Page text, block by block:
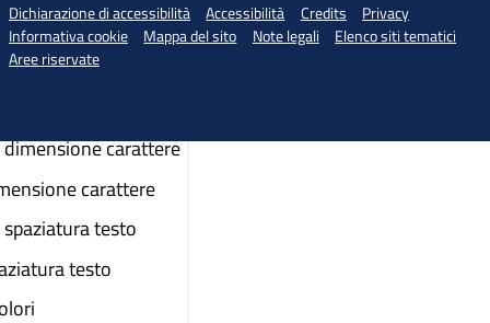
Dichiarazione di accessibilità Accessibilità Credits
Privacy
Informativa cookie
Mappa del sito Note legali
Elenco siti tematici
Aree riservate
carattere
carattere
testo
testo